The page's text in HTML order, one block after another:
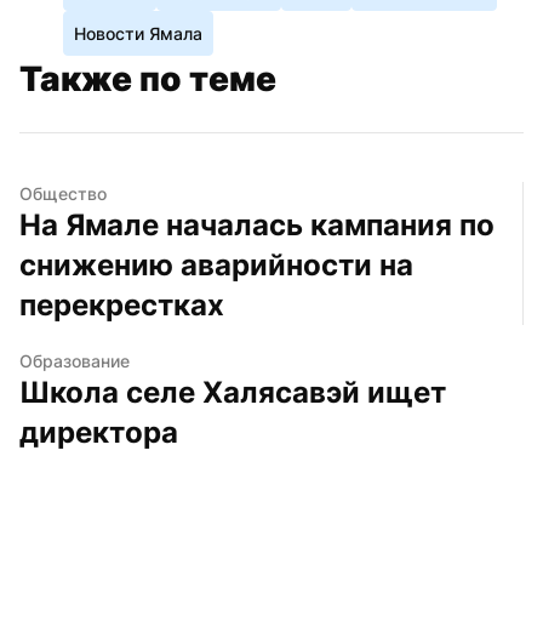
Новости Ямала
Также по теме
Общество
На Ямале началась кампания по
снижению аварийности на
перекрестках
Образование
Школа селе Халясавэй ищет
директора